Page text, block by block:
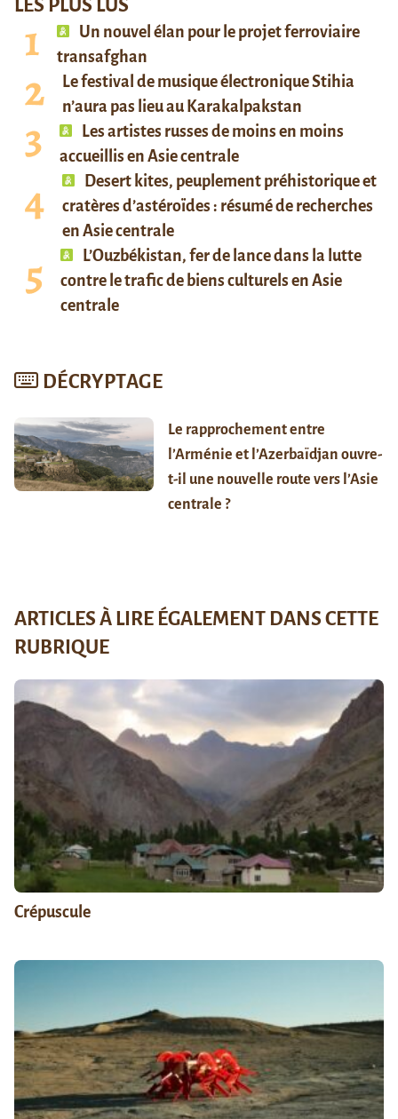
LES PLUS LUS
Un nouvel élan pour le projet ferroviaire
transafghan
Le festival de musique électronique Stihia
n’aura pas lieu au Karakalpakstan
Les artistes russes de moins en moins
accueillis en Asie centrale
Desert kites, peuplement préhistorique et
cratères d’astéroïdes : résumé de recherches
en Asie centrale
L’Ouzbékistan, fer de lance dans la lutte
contre le trafic de biens culturels en Asie
centrale
DÉCRYPTAGE
Le rapprochement entre
l’Arménie et l’Azerbaïdjan ouvre-
t-il une nouvelle route vers l’Asie
centrale ?
ARTICLES À LIRE ÉGALEMENT DANS CETTE
RUBRIQUE
Crépuscule